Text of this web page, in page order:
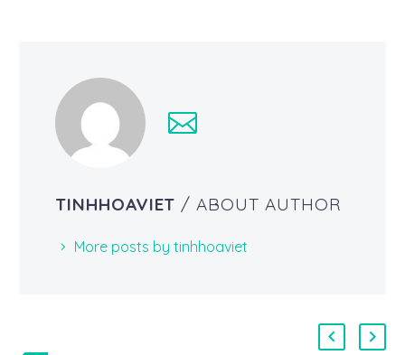
TINHHOAVIET / ABOUT AUTHOR
More posts by tinhhoaviet